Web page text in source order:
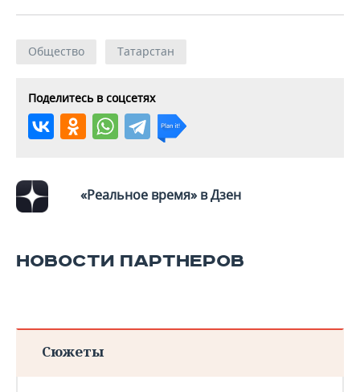
ХОККЕЙ С МЯЧОМ
ПРОИСШЕСТВИЯ
Общество Татарстан
Поделитесь в соцсетях
«Реальное время» в Дзен
НОВОСТИ ПАРТНЕРОВ
Сюжеты